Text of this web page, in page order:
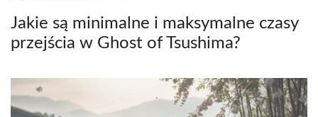
Jakie są minimalne i maksymalne czasy
przejścia w Ghost of Tsushima?